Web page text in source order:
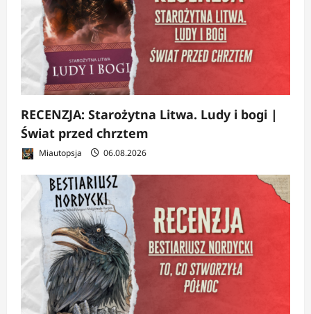
RECENZJA: Starożytna Litwa. Ludy i bogi |
Świat przed chrztem
Miautopsja 06.08.2026